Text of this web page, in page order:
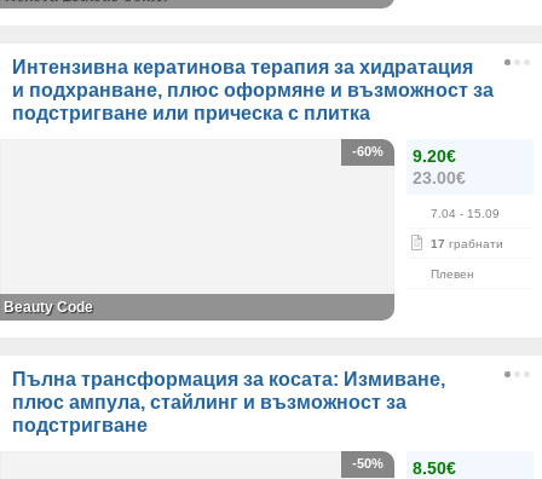
Интензивна кератинова терапия за хидратация
и подхранване, плюс оформяне и възможност за
подстригване или прическа с плитка
9.20€
23.00€
7.04 - 15.09
17 грабнати
Плевен
-60%
Вeauty Code
Пълна трансформация за косата: Измиване,
плюс ампула, стайлинг и възможност за
подстригване
8.50€
-50%